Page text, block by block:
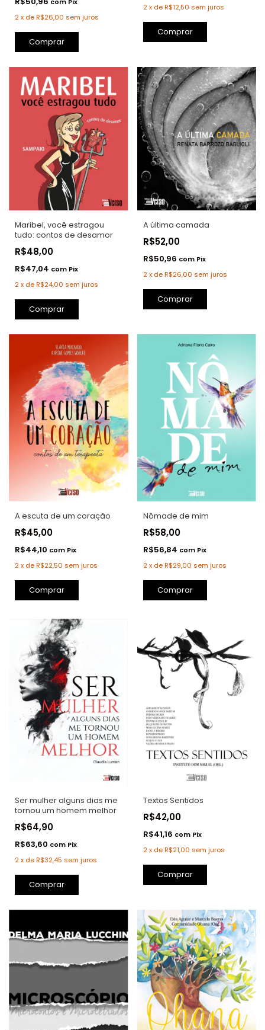
2x deR$26,00 sem juros
Comprar
2 x deR$12,50 sem juros
Comprar
Maribel, você estragou
tudo: contos de desamor
R$48,00
R$47,04 com Pix
2x deR$24,00 sem juros
Comprar
A última camada
R$52,00
R$50,96 com Pix
2 x deR$26,00 sem juros
A escuta de um coração
R$45,00
R$44,10 com Pix
2x deR$22,50 sem juros
Comprar
Nômade de mim
R$58,00
R$56,84 com Pix
2 x deR$29,00 sem juros
Ser mulher alguns dias me
tornou um homem melhor
R$64,90
R$63,60 com Pix
2x deR$32,45 sem juros
Comprar
Textos Sentidos
R$42,00
R$41,16 com Pix
2 x deR$21,00 sem juros
Comprar